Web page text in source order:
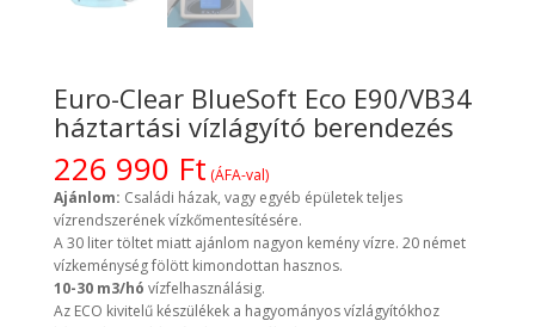
Euro-Clear BlueSoft Eco E90/VB34
háztartási vízlágyító berendezés
226 990 Ft (ÁFA-val)
Ajánlom: Családi házak, vagy egyéb épületek teljes
vízrendszerének vízkőmentesítésére.
A 30 liter töltet miatt ajánlom nagyon kemény vízre. 20 német
vízkeménység fölött kimondottan hasznos.
10-30 m3/hó vízfelhasználásig.
Az ECO kivitelű készülékek a hagyományos vízlágyítókhoz